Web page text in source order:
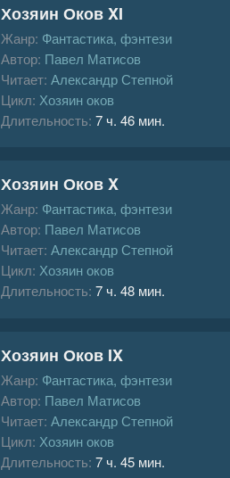
Хозяин Оков XI
Жанр: Фантастика, фэнтези
Автор: Павел Матисов
Читает: Александр Степной
Цикл: Хозяин оков
Длительность: 7 ч. 46 мин.
Хозяин Оков X
Жанр: Фантастика, фэнтези
Автор: Павел Матисов
Читает: Александр Степной
Цикл: Хозяин оков
Длительность: 7 ч. 48 мин.
Хозяин Оков IX
Жанр: Фантастика, фэнтези
Автор: Павел Матисов
Читает: Александр Степной
Цикл: Хозяин оков
Длительность: 7 ч. 45 мин.